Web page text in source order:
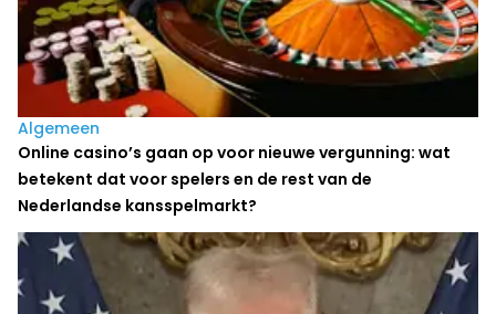
Algemeen
Online casino’s gaan op voor nieuwe vergunning: wat
betekent dat voor spelers en de rest van de
Nederlandse kansspelmarkt?